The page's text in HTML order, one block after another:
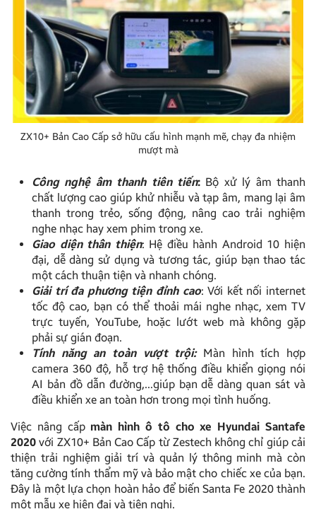
ZX10+ Bản Cao Cấp sở hữu cấu hình mạnh mẽ, chạy đa nhiệm
mượt mà
Công nghệ âm thanh tiên tiến: Bộ xử lý âm thanh
chất lượng cao giúp khử nhiễu và tạp âm, mang lại âm
thanh trong trẻo, sống động, nâng cao trải nghiệm
nghe nhạc hay xem phim trong xe.
Giao diện thân thiện: Hệ điều hành Android 10 hiện
đại, dễ dàng sử dụng và tương tác, giúp bạn thao tác
một cách thuận tiện và nhanh chóng.
Giải trí đa phương tiện đỉnh cao: Với kết nối internet
tốc độ cao, bạn có thể thoải mái nghe nhạc, xem TV
trực tuyến, YouTube, hoặc lướt web mà không gặp
phải sự gián đoạn.
Tính năng an toàn vượt trội: Màn hình tích hợp
camera 360 độ, hỗ trợ hệ thống điều khiển giọng nói
AI bản đồ dẫn đường,…giúp bạn dễ dàng quan sát và
điều khiển xe an toàn hơn trong mọi tình huống.
Việc nâng cấp màn hình ô tô cho xe Hyundai Santafe
2020 với ZX10+ Bản Cao Cấp từ Zestech không chỉ giúp cải
thiện trải nghiệm giải trí và quản lý thông minh mà còn
tăng cường tính thẩm mỹ và bảo mật cho chiếc xe của bạn.
Đây là một lựa chọn hoàn hảo để biến Santa Fe 2020 thành
một mẫu xe hiện đại và tiện nghi.